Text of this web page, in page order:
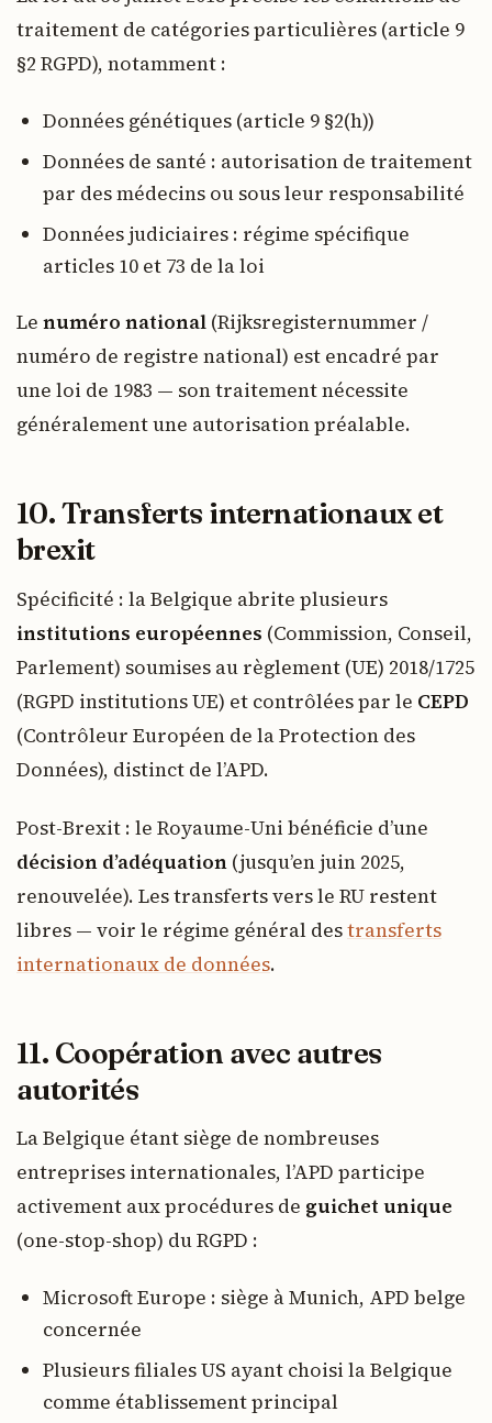
traitement de catégories particulières (article 9
§2 RGPD), notamment :
Données génétiques (article 9 §2(h))
Données de santé : autorisation de traitement
par des médecins ou sous leur responsabilité
Données judiciaires : régime spécifique
articles 10 et 73 de la loi
Le numéro national (Rijksregisternummer /
numéro de registre national) est encadré par
une loi de 1983 — son traitement nécessite
généralement une autorisation préalable.
10. Transferts internationaux et
brexit
Spécificité : la Belgique abrite plusieurs
institutions européennes (Commission, Conseil,
Parlement) soumises au règlement (UE) 2018/1725
(RGPD institutions UE) et contrôlées par le CEPD
(Contrôleur Européen de la Protection des
Données), distinct de l’APD.
Post-Brexit : le Royaume-Uni bénéficie d’une
décision d’adéquation (jusqu’en juin 2025,
renouvelée). Les transferts vers le RU restent
libres — voir le régime général destransferts
internationaux de données.
11. Coopération avec autres
autorités
La Belgique étant siège de nombreuses
entreprises internationales, l’APD participe
activement aux procédures de guichet unique
(one-stop-shop) du RGPD :
Microsoft Europe : siège à Munich, APD belge
concernée
Plusieurs filiales US ayant choisi la Belgique
comme établissement principal